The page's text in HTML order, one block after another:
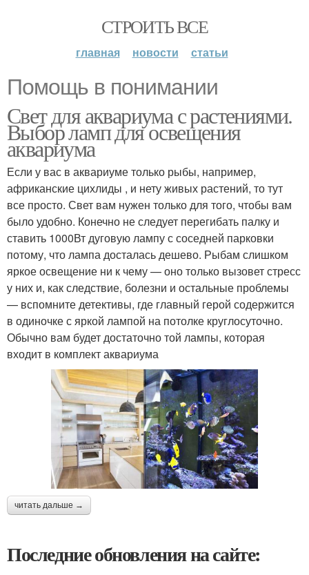
СТРОИТЬ ВСЕ
главная новости статьи
Помощь в понимании
Свет для аквариума с растениями.
Выбор ламп для освещения
аквариума
Если у вас в аквариуме только рыбы, например,
африканские цихлиды , и нету живых растений, то тут
все просто. Свет вам нужен только для того, чтобы вам
было удобно. Конечно не следует перегибать палку и
ставить 1000Вт дуговую лампу с соседней парковки
потому, что лампа досталась дешево. Рыбам слишком
яркое освещение ни к чему — оно только вызовет стресс
у них и, как следствие, болезни и остальные проблемы
— вспомните детективы, где главный герой содержится
в одиночке с яркой лампой на потолке круглосуточно.
Обычно вам будет достаточно той лампы, которая
входит в комплект аквариума
читать дальше →
Последние обновления на сайте: